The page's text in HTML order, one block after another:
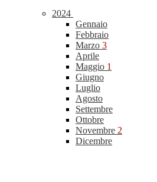
2024
Gennaio
Febbraio
Marzo 3
Aprile
Maggio 1
Giugno
Luglio
Agosto
Settembre
Ottobre
Novembre 2
Dicembre